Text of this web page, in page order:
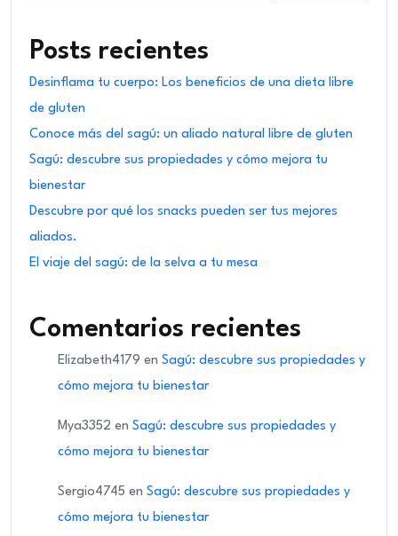
Posts recientes
Desinflama tu cuerpo: Los beneficios de una dieta libre
de gluten
Conoce más del sagú: un aliado natural libre de gluten
Sagú: descubre sus propiedades y cómo mejora tu
bienestar
Descubre por qué los snacks pueden ser tus mejores
aliados.
El viaje del sagú: de la selva a tu mesa
Comentarios recientes
Elizabeth4179 en Sagú: descubre sus propiedades y
cómo mejora tu bienestar
Mya3352 en Sagú: descubre sus propiedades y
cómo mejora tu bienestar
Sergio4745 en Sagú: descubre sus propiedades y
cómo mejora tu bienestar